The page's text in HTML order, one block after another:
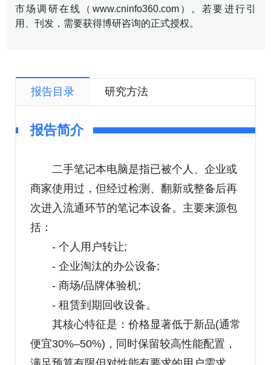
市场调研在线（www.cninfo360.com）。若要进行引
用、刊发，需要获得博研咨询的正式授权。
报告目录 研究方法
报告简介
二手笔记本电脑是指已被个人、企业或
商家使用过，但经过检测、翻新或整备后再
次进入流通环节的笔记本设备。主要来源包
括：
- 个人用户转让;
- 企业淘汰的办公设备;
- 商场/品牌体验机;
- 租赁到期回收设备。
其核心特征是：价格显著低于新品(通常
便宜30%–50%)，同时保留较高性能配置，